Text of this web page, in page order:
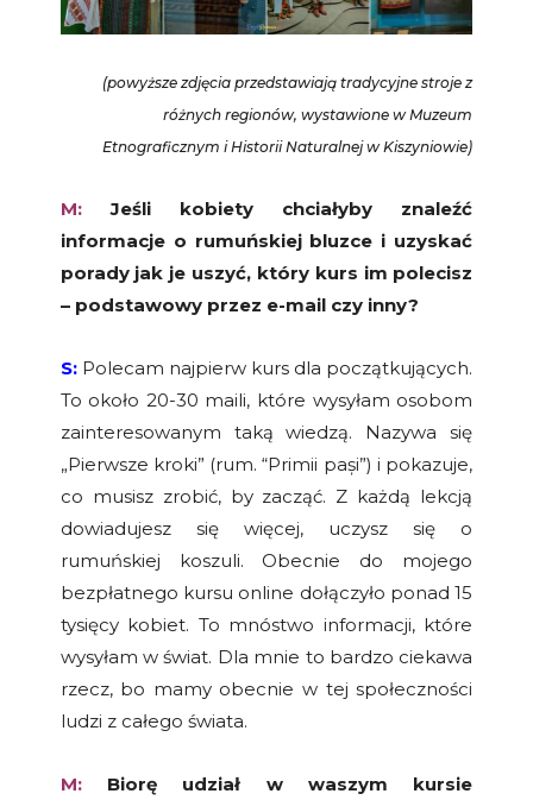
(powyższe zdjęcia przedstawiają tradycyjne stroje z
różnych regionów, wystawione w Muzeum
Etnograficznym i Historii Naturalnej w Kiszyniowie)
M:Jeśli kobiety chciałyby znaleźć
informacje o rumuńskiej bluzce i uzyskać
porady jak je uszyć, który kurs im polecisz
– podstawowy przez e-mail czy inny?
S: Polecam najpierw kurs dla początkujących.
To około 20-30 maili, które wysyłam osobom
zainteresowanym taką wiedzą. Nazywa się
„Pierwsze kroki” (rum. “Primii pași”) i pokazuje,
co musisz zrobić, by zacząć. Z każdą lekcją
dowiadujesz się więcej, uczysz się o
rumuńskiej koszuli. Obecnie do mojego
bezpłatnego kursu online dołączyło ponad 15
tysięcy kobiet. To mnóstwo informacji, które
wysyłam w świat. Dla mnie to bardzo ciekawa
rzecz, bo mamy obecnie w tej społeczności
ludzi z całego świata.
M:Biorę udział w waszym kursie